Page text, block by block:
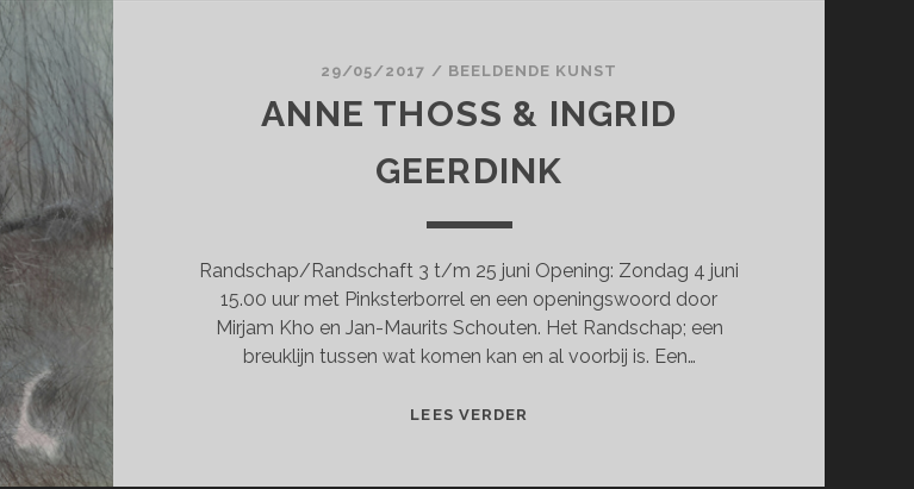
29/05/2017 / BEELDENDE KUNST
ANNE THOSS & INGRID
GEERDINK
Randschap/Randschaft 3 t/m 25 juni Opening: Zondag 4 juni
15.00 uur met Pinksterborrel en een openingswoord door
Mirjam Kho en Jan-Maurits Schouten. Het Randschap; een
breuklijn tussen wat komen kan en al voorbij is. Een…
LEES VERDER